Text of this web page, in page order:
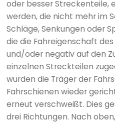
oder besser Streckenteile,
werden, die nicht mehr im
Schläge, Senkungen oder
die die Fahreigenschaft
und/oder negativ auf den
einzelnen Streckteilen
wurden die Träger der
Fahrschienen wieder
erneut verschweißt. Dies
drei Richtungen. Nach